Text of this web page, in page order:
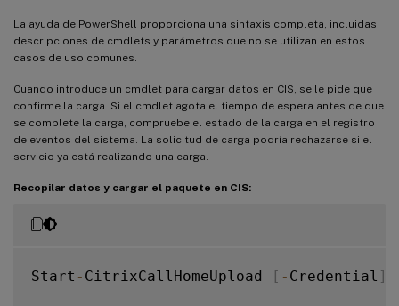
La ayuda de PowerShell proporciona una sintaxis completa, incluidas
descripciones de cmdlets y parámetros que no se utilizan en estos
casos de uso comunes.
Cuando introduce un cmdlet para cargar datos en CIS, se le pide que
confirme la carga. Si el cmdlet agota el tiempo de espera antes de que
se complete la carga, compruebe el estado de la carga en el registro
de eventos del sistema. La solicitud de carga podría rechazarse si el
servicio ya está realizando una carga.
Recopilar datos y cargar el paquete en CIS:
Start - CitrixCallHomeUpload [ - Credential ]